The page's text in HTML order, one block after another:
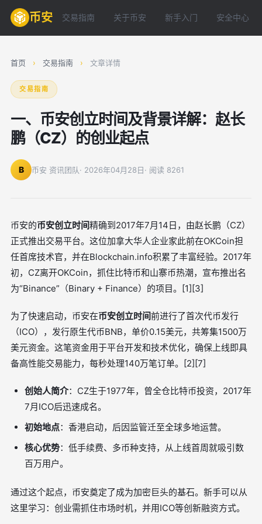
币安 交易指南 关于币安 新手入门 安全中心
首页 › 交易指南 › 文章详情
交易指南
一、币安创立时间及背景详解：赵长
鹏（CZ）的创业起点
B 币安 资讯团队· 2026年04月28日· 阅读 8261
币安的币安创立时间精确到2017年7月14日，由赵长鹏（CZ）
正式推出交易平台。这位加拿大华人企业家此前在OKCoin担
任首席技术官，并在Blockchain.info积累了丰富经验。2017年
初，CZ离开OKCoin，抓住比特币和山寨币热潮，宣布推出名
为“Binance”（Binary + Finance）的项目。[1][3]
为了快速启动，币安在币安创立时间前进行了首次代币发行
（ICO），发行原生代币BNB，单价0.15美元，共筹集1500万
美元资金。这笔资金用于平台开发和技术优化，确保上线即具
备高性能交易能力，每秒处理140万笔订单。[2][7]
创始人简介：CZ生于1977年，曾全仓比特币投资，2017年
7月ICO后迅速成名。
初始地点：香港启动，后因监管迁至全球多地运营。
核心优势：低手续费、多币种支持，从上线首周就吸引数
百万用户。
通过这个起点，币安奠定了成为加密巨头的基石。新手可以从
这里学习：创业需抓住市场时机，并用ICO等创新融资方式。